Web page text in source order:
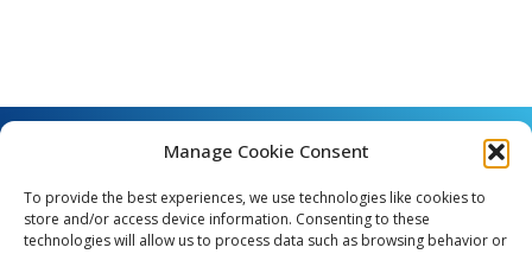
Manage Cookie Consent
To provide the best experiences, we use technologies like cookies to
store and/or access device information. Consenting to these
technologies will allow us to process data such as browsing behavior or